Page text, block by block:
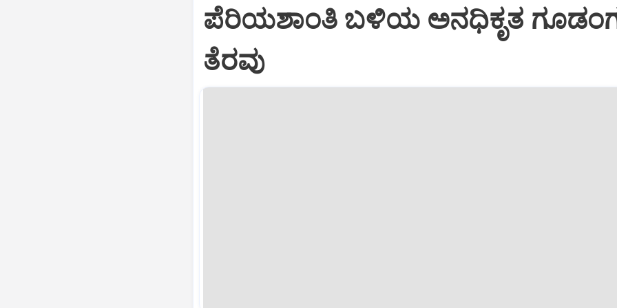
ಪೆರಿಯಶಾಂತಿ ಬಳಿಯ ಅನಧಿಕೃತ
ತೆರವು